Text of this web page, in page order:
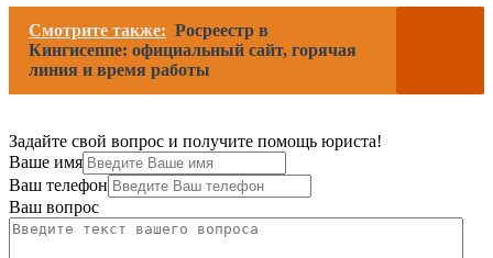
Смотрите также: Росреестр в
Кингисеппе: официальный сайт, горячая
линия и время работы
Задайте свой вопрос и получите помощь юриста!
Ваше имя
Ваш телефон
Ваш вопрос